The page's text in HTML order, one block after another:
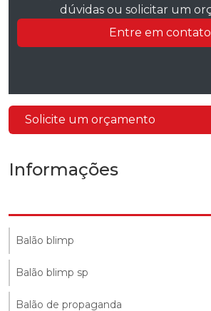
dúvidas ou solicitar um
Entre em contato
Solicite um orçamento
Informações
Balão blimp
Balão blimp sp
Balão de propaganda